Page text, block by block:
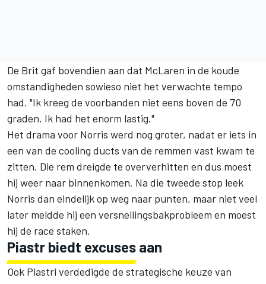
De Brit gaf bovendien aan dat McLaren in de koude
omstandigheden sowieso niet het verwachte tempo
had. "Ik kreeg de voorbanden niet eens boven de 70
graden. Ik had het enorm lastig."
Het drama voor Norris werd nog groter, nadat er iets in
een van de cooling ducts van de remmen vast kwam te
zitten. Die rem dreigde te oververhitten en dus moest
hij weer naar binnenkomen. Na die tweede stop leek
Norris dan eindelijk op weg naar punten, maar niet veel
later meldde hij een versnellingsbakprobleem en moest
hij de race staken.
Piastr biedt excuses aan
Ook Piastri verdedigde de strategische keuze van